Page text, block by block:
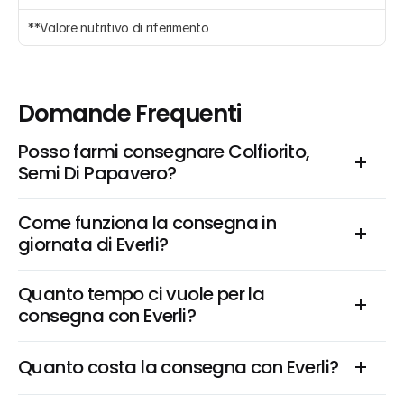
**Valore nutritivo di riferimento
Domande Frequenti
Posso farmi consegnare Colfiorito,
Semi Di Papavero?
Come funziona la consegna in
giornata di Everli?
Quanto tempo ci vuole per la
consegna con Everli?
Quanto costa la consegna con Everli?